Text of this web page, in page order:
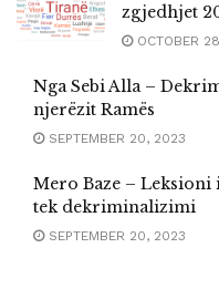
zgjedhjet
OCTOBER
Nga Sebi Alla –
njerëzit Ramës
SEPTEMBER 20, 2023
Mero Baze – Leksioni
tek dekriminalizimi
SEPTEMBER 20, 2023